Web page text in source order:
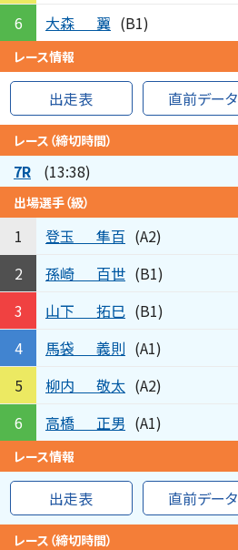
6 大森 翼 (B1)
レース情報
出走表 直前データ
レース（締切時間）
7R (13:38)
出場選手（級）
1 登玉 隼百 (A2)
2
孫崎 百世 (B1)
3
山下 拓巳 (B1)
4
馬袋 義則 (A1)
5
柳内 敬太 (A2)
6
高橋 正男 (A1)
レース情報
出走表 直前データ
レース（締切時間）